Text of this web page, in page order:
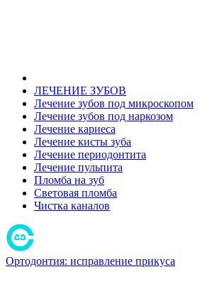
ЛЕЧЕНИЕ ЗУБОВ
Лечение зубов под микроскопом
Лечение зубов под наркозом
Лечение кариеса
Лечение кисты зуба
Лечение периодонтита
Лечение пульпита
Пломба на зуб
Световая пломба
Чистка каналов
Ортодонтия: исправление прикуса